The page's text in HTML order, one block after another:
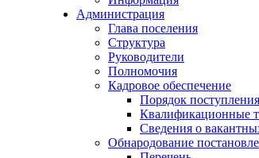
Администрация
Глава поселения
Структура
Руководители
Полномочия
Кадровое обеспечение
Порядок
Квалификационные
Сведения о
Обнародование